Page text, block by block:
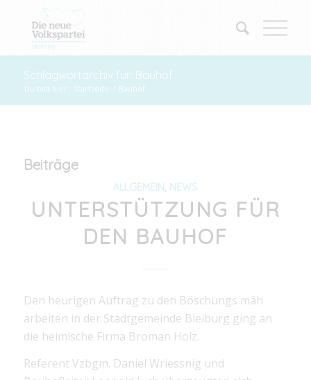
Schlagwortarchiv für: Bauhof
Du bist hier: Startseite / Bauhof
Beiträge
ALLGEMEIN, NEWS
UNTERSTÜTZUNG FÜR
DEN BAUHOF
Den heurigen Auftrag zu den Böschungs mäh
arbeiten in der Stadtgemeinde Bleiburg ging an
die heimische Firma Broman Holz.
Referent Vzbgm. Daniel Wriessnig und